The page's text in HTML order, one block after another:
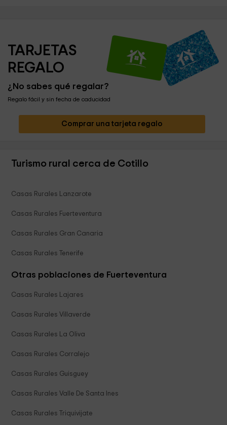
TARJETAS
REGALO
¿No sabes qué regalar?
Regalo fácil y sin fecha de caducidad
Comprar una tarjeta regalo
Turismo rural cerca de Cotillo
Casas Rurales Lanzarote
Casas Rurales Fuerteventura
Casas Rurales Gran Canaria
Casas Rurales Tenerife
Otras poblaciones de Fuerteventura
Casas Rurales Lajares
Casas Rurales Villaverde
Casas Rurales La Oliva
Casas Rurales Corralejo
Casas Rurales Guisguey
Casas Rurales Valle De Santa Ines
Casas Rurales Triquivijate